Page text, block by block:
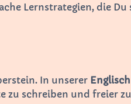
Lernstrategien, die
In unserer
zu schreiben und freier